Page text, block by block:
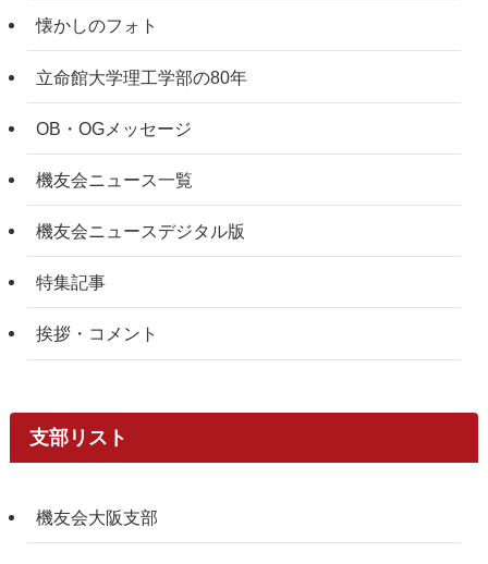
懐かしのフォト
立命館大学理工学部の80年
OB・OGメッセージ
機友会ニュース一覧
機友会ニュースデジタル版
特集記事
挨拶・コメント
支部リスト
機友会大阪支部